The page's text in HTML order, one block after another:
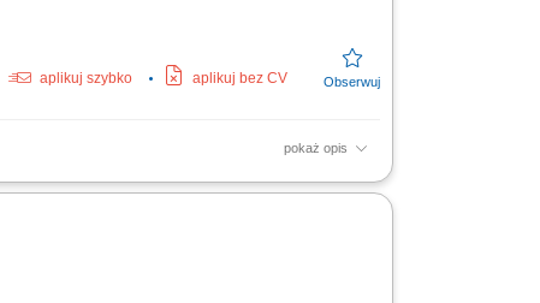
aplikuj szybko aplikuj bez CV
pokaż opis
grafików instruktorskich-